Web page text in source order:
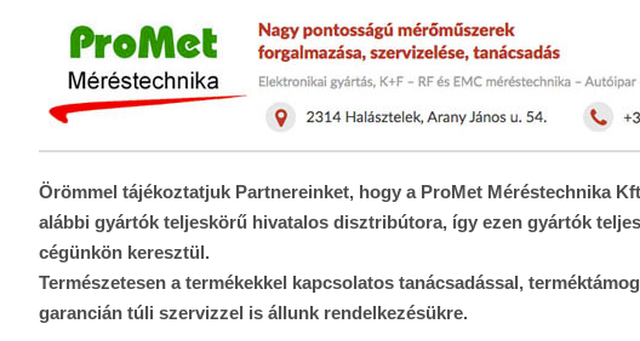
Örömmel tájékoztatjuk Partnereinket, hogy a ProMet Méréstechnika
alábbi gyártók teljeskörű hivatalos disztribútora, így ezen gyártók
cégünkön keresztül.
Természetesen a termékekkel kapcsolatos tanácsadással,
garancián túli szervizzel is állunk rendelkezésükre.